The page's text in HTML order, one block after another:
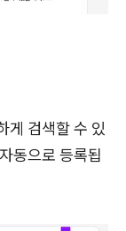
게 검색할 수 있
동으로 등록됩